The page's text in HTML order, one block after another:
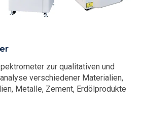
zur qualitativen und
verschiedener Materialien,
Metalle, Zement, Erdölprodukte